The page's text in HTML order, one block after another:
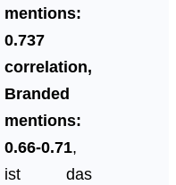
mentions:
0.737
correlation,
Branded
mentions:
0.66-0.71,
ist das